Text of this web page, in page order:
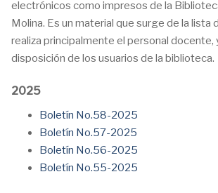
electrónicos como impresos de la
Molina. Es un material que surge de la lista
realiza principalmente el personal docente,
disposición de los usuarios de la biblioteca.
2025
Boletín No.58-2025
Boletín No.57-2025
Boletín No.56-2025
Boletín No.55-2025